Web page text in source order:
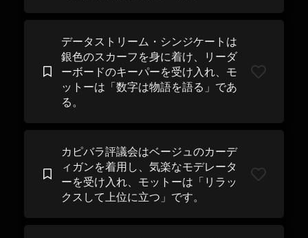
データストリーム・シンジケートは
銀色のスカーフを身に着け、リーダ
ーボードのキーパーを受け入れ、モ
ットーは「数字は物語を語る」であ
る。
カピバラ評議会はベージュのカーデ
ィガンを着用し、気楽なモデレータ
ーを受け入れ、モットーは「リラッ
クスして上位に立つ」です。